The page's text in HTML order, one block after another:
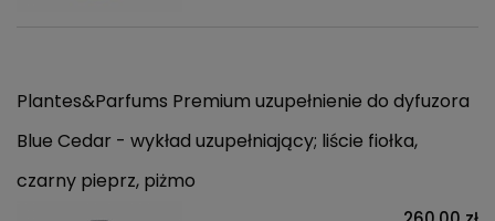
Plantes&Parfums Premium uzupełnienie do dyfuzora
Blue Cedar - wykład uzupełniający; liście fiołka,
czarny pieprz, piżmo